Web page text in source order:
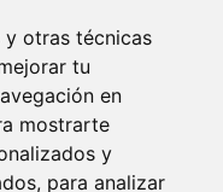
y otras técnicas
tu
en
mostrarte
y
para analizar
Seguidores
26
Seguidores